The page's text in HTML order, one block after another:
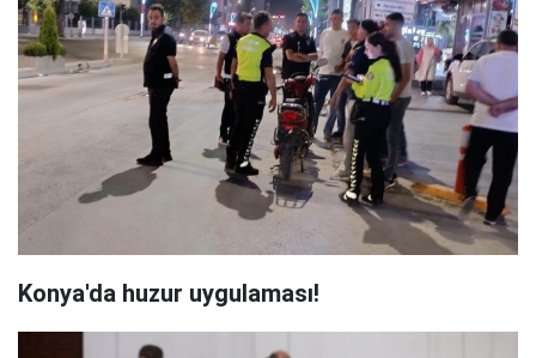
Konya'da huzur uygulaması!